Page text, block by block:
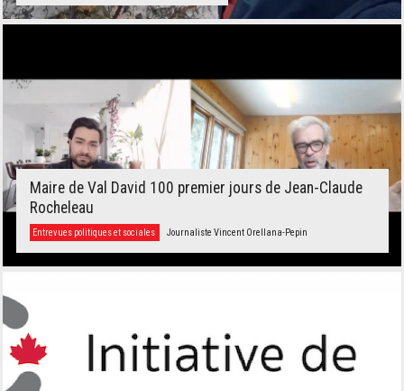
Maire de Val David 100 premier jours de Jean-Claude
Rocheleau
Entrevues politiques et sociales Journaliste Vincent Orellana-Pepin